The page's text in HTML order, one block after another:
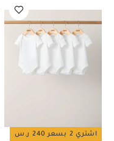
قد يعجبك أيضاً:طقم
عضوي بلون أبيض - 5 قطع
لحديثي الولادة، 5 قطع
اشتري 2 بسعر 240 ر.س